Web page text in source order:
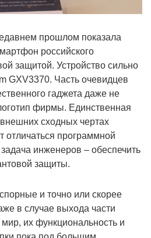
прошлом показала
российского
защитой. Устройство сильно
GXV3370. Часть очевидцев
гаджета даже не
фирмы. Единственная
сходных чертах
отличаться программной
инженеров – обеспечить
защиты.
и точно или скорее
в случае выхода части
их функциональность и